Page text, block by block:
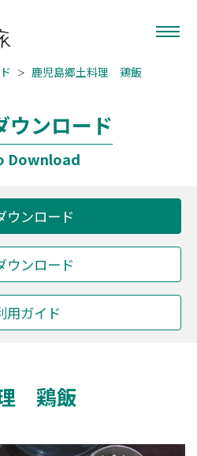
鹿児島郷土料理 鶏飯
ウンロード
Download
ウンロード
ウンロード
用ガイド
鶏飯